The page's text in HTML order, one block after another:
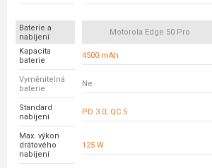
Baterie a
nabíjení
Motorola Edge 50 Pro
Kapacita
baterie
4500 mAh
Vyměnitelná
baterie
Ne
Standard
nabíjení
PD 3.0; QC 5
Max. výkon
drátového
nabíjení
125 W